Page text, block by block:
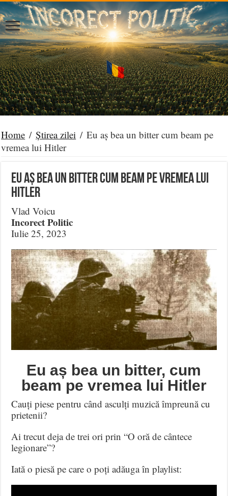
Home / Știrea zilei / Eu aș bea un bitter cum beam pe
vremea lui Hitler
Eu aș bea un bitter cum beam pe vremea lui
Hitler
Vlad Voicu
Incorect Politic
Iulie 25, 2023
Eu aș bea un bitter, cum
beam pe vremea lui Hitler
Cauți piese pentru când asculți muzică împreună cu
prietenii?
Ai trecut deja de trei ori prin “O oră de cântece
legionare”?
Iată o piesă pe care o poți adăuga în playlist: